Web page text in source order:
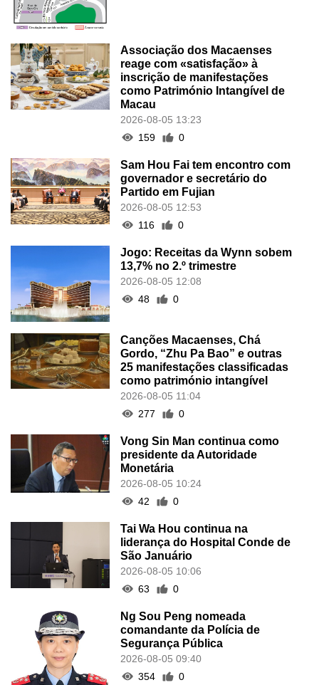
Associação dos Macaenses
reage com «satisfação» à
inscrição de manifestações
como Património Intangível de
Macau
2026-08-05 13:23
159
0
Sam Hou Fai tem encontro com
governador e secretário do
Partido em Fujian
2026-08-05 12:53
116
0
Jogo: Receitas da Wynn sobem
13,7% no 2.º trimestre
2026-08-05 12:08
48
0
Canções Macaenses, Chá
Gordo, “Zhu Pa Bao” e outras
25 manifestações classificadas
como património intangível
2026-08-05 11:04
277
0
Vong Sin Man continua como
presidente da Autoridade
Monetária
2026-08-05 10:24
42
0
Tai Wa Hou continua na
liderança do Hospital Conde de
São Januário
2026-08-05 10:06
63
0
Ng Sou Peng nomeada
comandante da Polícia de
Segurança Pública
2026-08-05 09:40
354
0